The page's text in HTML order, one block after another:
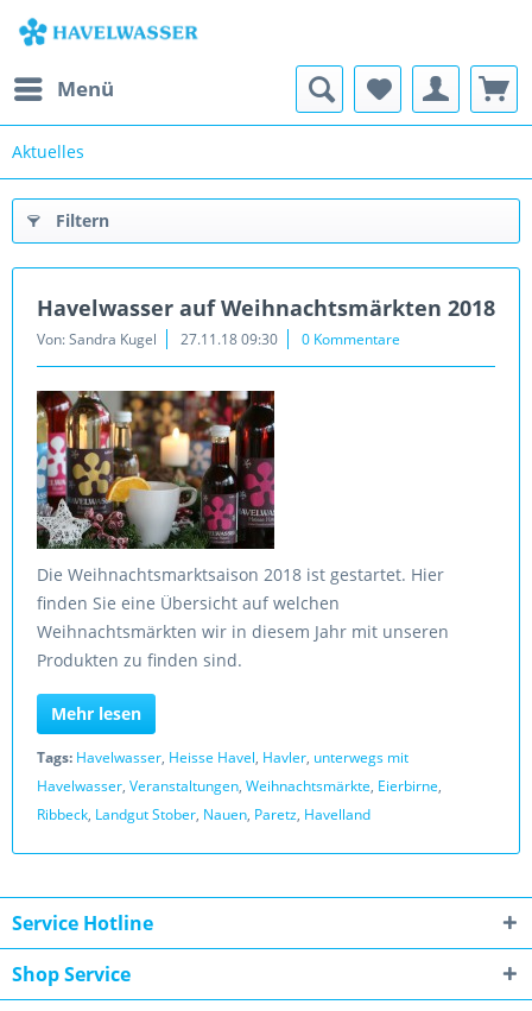
Menü
Aktuelles
Filtern
Havelwasser auf Weihnachtsmärkten 2018
Von: Sandra Kugel 27.11.18 09:30 0 Kommentare
Die Weihnachtsmarktsaison 2018 ist gestartet. Hier
finden Sie eine Übersicht auf welchen
Weihnachtsmärkten wir in diesem Jahr mit unseren
Produkten zu finden sind.
Mehr lesen
Tags: Havelwasser, Heisse Havel, Havler, unterwegs mit
Havelwasser, Veranstaltungen, Weihnachtsmärkte, Eierbirne,
Ribbeck, Landgut Stober, Nauen, Paretz, Havelland
Service Hotline
Shop Service